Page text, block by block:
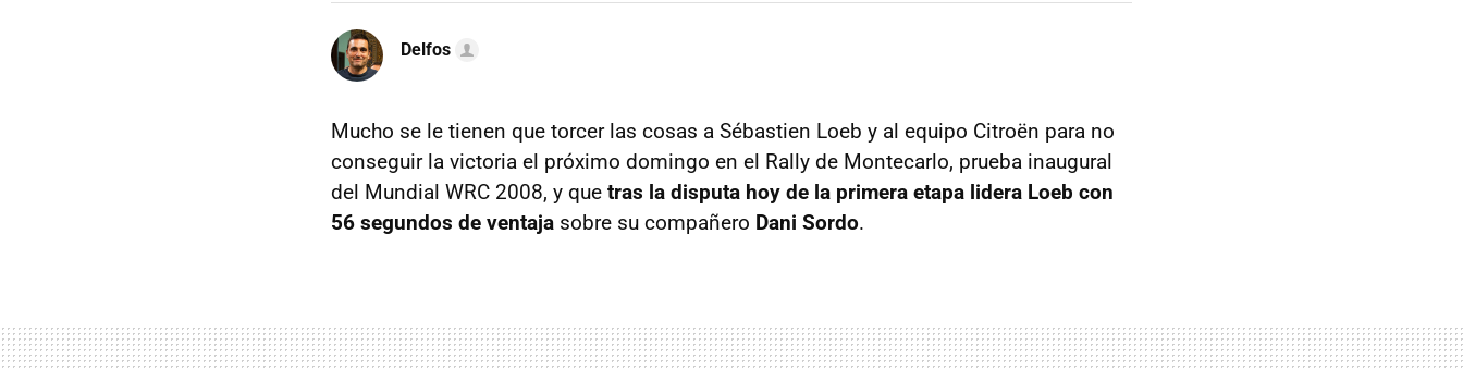
Delfos
Mucho se le tienen que torcer las cosas a Sébastien Loeb y al equipo Citroën para no
conseguir la victoria el próximo domingo en el Rally de Montecarlo, prueba inaugural
del Mundial WRC 2008, y que tras la disputa hoy de la primera etapa lidera Loeb con
56 segundos de ventaja sobre su compañero Dani Sordo.